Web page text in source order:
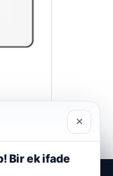
×
Bir ek ifade